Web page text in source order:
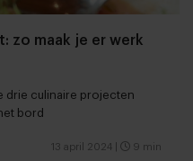
zo maak je er werk
drie culinaire projecten
bord
13 april 2024 9 min